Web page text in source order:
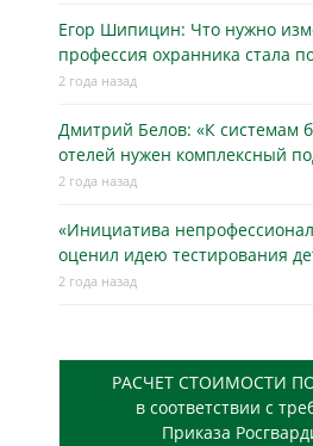
Егор Шипицин: Что нужно
профессия охранника стала
2 года назад
Дмитрий Белов: «К системам
отелей нужен комплексный
2 года назад
«Инициатива
оценил идею тестирования
2 года назад
РАСЧЕТ СТОИМОСТИ
в соответствии с
Приказа